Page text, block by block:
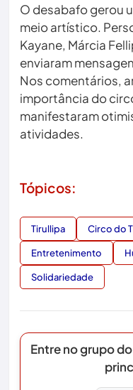
O desabafo gerou
meio artístico.
Kayane, Márcia
enviaram
Nos comentários,
importância do
manifestaram
atividades.
Tópicos:
Tirullipa Circo do
Entretenimento
Solidariedade
Entre no grupo